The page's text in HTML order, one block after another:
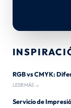
RGB vs CMYK:
LEER MÁS →
Servicio de